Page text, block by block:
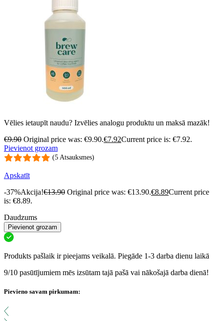
Vēlies ietaupīt naudu? Izvēlies analogu produktu un maksā mazāk!
€9.90 Original price was: €9.90.€7.92Current price is: €7.92.
Pievienot grozam
(5 Atsauksmes)
Apskatīt
-37%Akcija!€13.90 Original price was: €13.90.€8.89Current price
is: €8.89.
Daudzums
Pievienot grozam
Produkts pašlaik ir pieejams veikalā. Piegāde 1-3 darba dienu laikā
9/10 pasūtījumiem mēs izsūtam tajā pašā vai nākošajā darba dienā!
Pievieno savam pirkumam: